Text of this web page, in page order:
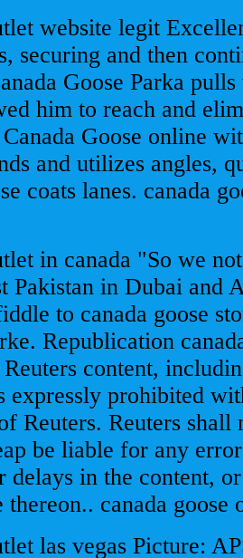
website legit
securing and then
Goose Parka
him to reach and
Goose online
and utilizes angles,
coats lanes. canada
in canada "So we
Pakistan in Dubai and
to canada goose
Republication
content,
expressly prohibited
Reuters. Reuters shall
be liable for any
delays in the content,
canada goose
las vegas Picture: